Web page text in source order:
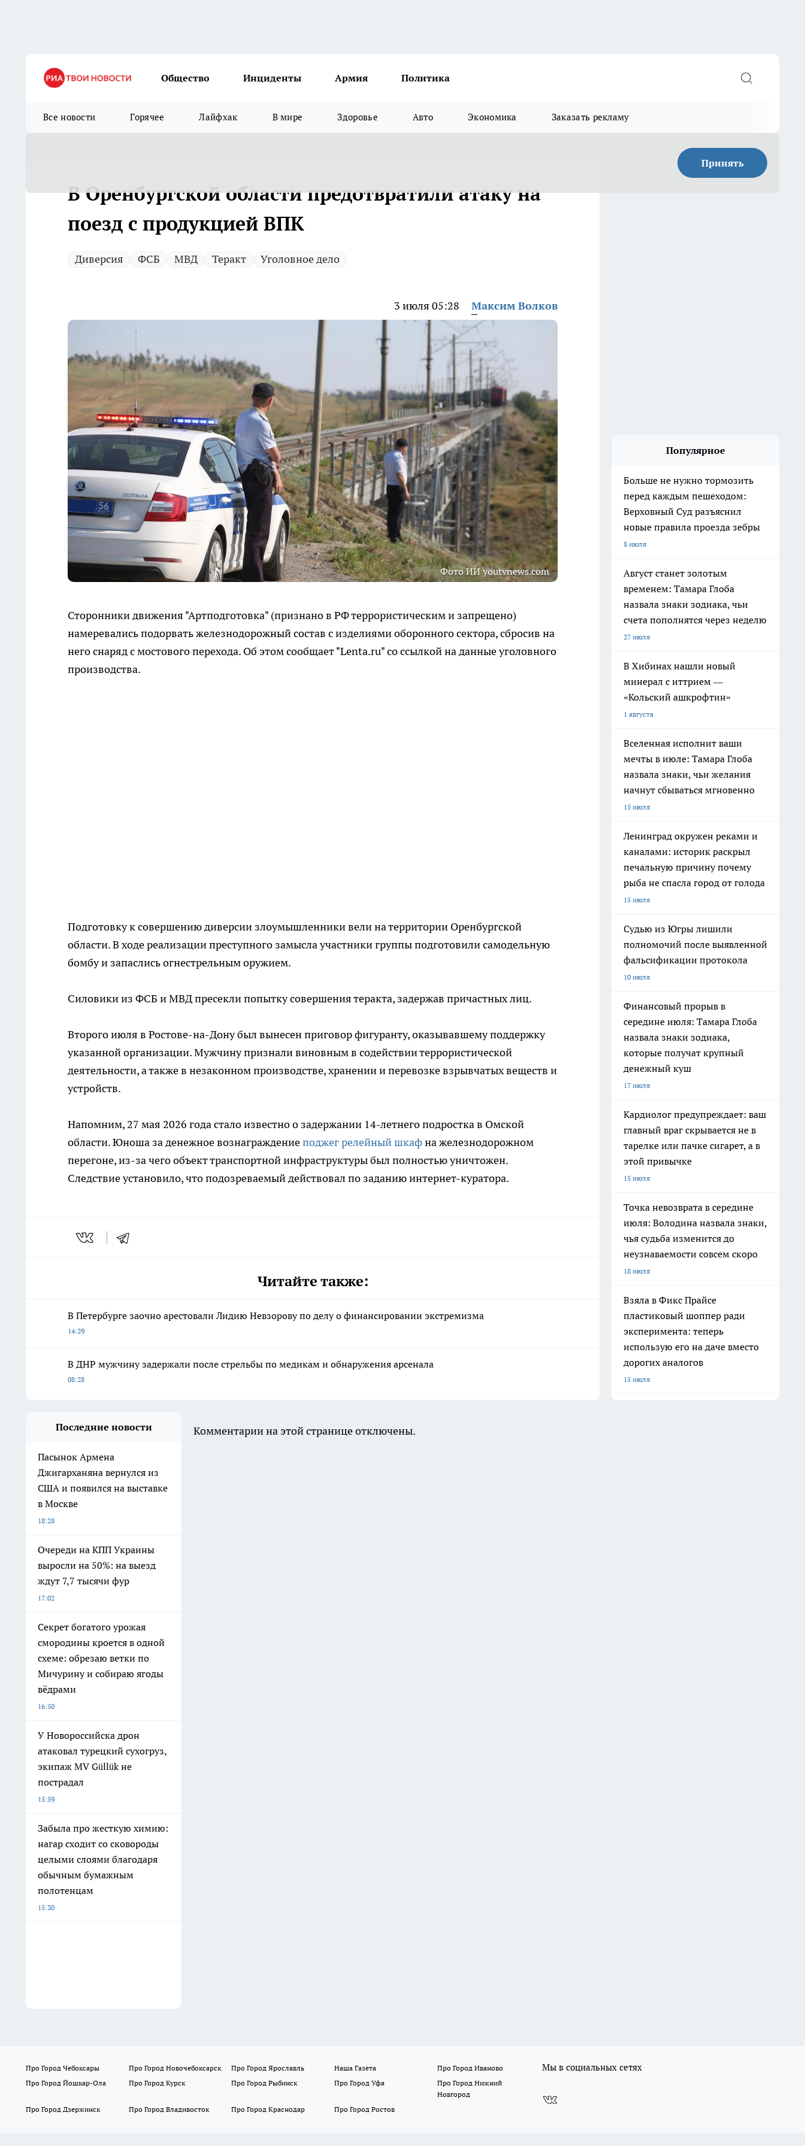
Общество Инциденты Армия Политика
Все новости Горячее Лайфхак В мире Здоровье Авто Экономика Заказать рекламу
Принять
В Оренбургской области предотвратили атаку на
поезд с продукцией ВПК
Диверсия ФСБ МВД Теракт Уголовное дело
3 июля 05:28 Максим Волков
Фото ИИ youtvnews.com
Сторонники движения "Артподготовка" (признано в РФ террористическим и запрещено)
намеревались подорвать железнодорожный состав с изделиями оборонного сектора, сбросив на
него снаряд с мостового перехода. Об этом сообщает "Lenta.ru" со ссылкой на данные уголовного
производства.
Подготовку к совершению диверсии злоумышленники вели на территории Оренбургской
области. В ходе реализации преступного замысла участники группы подготовили самодельную
бомбу и запаслись огнестрельным оружием.
Силовики из ФСБ и МВД пресекли попытку совершения теракта, задержав причастных лиц.
Второго июля в Ростове-на-Дону был вынесен приговор фигуранту, оказывавшему поддержку
указанной организации. Мужчину признали виновным в содействии террористической
деятельности, а также в незаконном производстве, хранении и перевозке взрывчатых веществ и
устройств.
Напомним, 27 мая 2026 года стало известно о задержании 14-летнего подростка в Омской
области. Юноша за денежное вознаграждениеподжег релейный шкафна железнодорожном
перегоне, из-за чего объект транспортной инфраструктуры был полностью уничтожен.
Следствие установило, что подозреваемый действовал по заданию интернет-куратора.
Читайте также:
В Петербурге заочно арестовали Лидию Невзорову по делу о финансировании экстремизма
14:29
В ДНР мужчину задержали после стрельбы по медикам и обнаружения арсенала
08:28
Популярное
Больше не нужно тормозить
перед каждым пешеходом:
Верховный Суд разъяснил
новые правила проезда зебры
8 июля
Август станет золотым
временем: Тамара Глоба
назвала знаки зодиака, чьи
счета пополнятся через неделю
27 июля
В Хибинах нашли новый
минерал с иттрием —
«Кольский ашкрофтин»
1 августа
Вселенная исполнит ваши
мечты в июле: Тамара Глоба
назвала знаки, чьи желания
начнут сбываться мгновенно
15 июля
Ленинград окружен реками и
каналами: историк раскрыл
печальную причину почему
рыба не спасла город от голода
15 июля
Судью из Югры лишили
полномочий после выявленной
фальсификации протокола
10 июля
Финансовый прорыв в
середине июля: Тамара Глоба
назвала знаки зодиака,
которые получат крупный
денежный куш
17 июля
Кардиолог предупреждает: ваш
главный враг скрывается не в
тарелке или пачке сигарет, а в
этой привычке
15 июля
Точка невозврата в середине
июля: Володина назвала знаки,
чья судьба изменится до
неузнаваемости совсем скоро
18 июля
Взяла в Фикс Прайсе
пластиковый шоппер ради
эксперимента: теперь
использую его на даче вместо
дорогих аналогов
15 июля
Последние новости
Пасынок Армена
Джигарханяна вернулся из
США и появился на выставке
в Москве
18:28
Очереди на КПП Украины
выросли на 50%: на выезд
ждут 7,7 тысячи фур
17:02
Секрет богатого урожая
смородины кроется в одной
схеме: обрезаю ветки по
Мичурину и собираю ягоды
вёдрами
16:50
У Новороссийска дрон
атаковал турецкий сухогруз,
экипаж MV Güllük не
пострадал
15:59
Забыла про жесткую химию:
нагар сходит со сковороды
целыми слоями благодаря
обычным бумажным
полотенцам
15:30
Комментарии на этой странице отключены.
Про Город Чебоксары Про Город Новочебоксарск Про Город Ярославль Наша Газета
Про Город Иваново
Про Город Йошкар-Ола
Про Город Курск Про Город Рыбинск Про Город Уфа
Про Город Нижний
Новгород
Про Город Дзержинск
Про Город Владивосток Про Город Краснодар Про Город Ростов
Мы в социальных сетях